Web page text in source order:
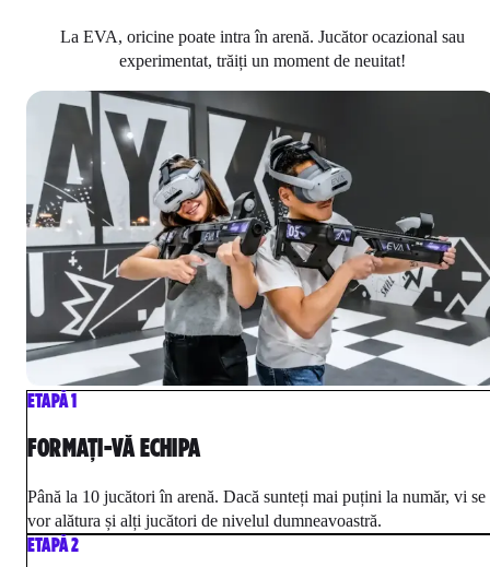
La EVA, oricine poate intra în arenă. Jucător ocazional sau
experimentat, trăiți un moment de neuitat!
ETAPĂ 1
FORMAȚI-VĂ ECHIPA
Până la 10 jucători în arenă. Dacă sunteți mai puțini la număr, vi se
vor alătura și alți jucători de nivelul dumneavoastră.
ETAPĂ 2